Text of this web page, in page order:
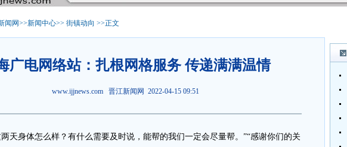
闻网>>新闻中心>> 街镇动向 >>正文
广电网络站：扎根网格服务 传递满满温情
www.ijjnews.com 晋江新闻网 2022-04-15 09:51
身体怎么样？有什么需要及时说，能帮的我们一定会尽量帮。”“感谢你们的关